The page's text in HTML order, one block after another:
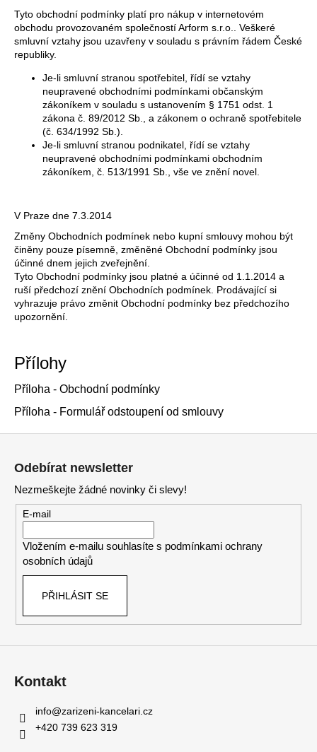
Tyto obchodní podmínky platí pro nákup v internetovém
obchodu provozovaném společností Arform s.r.o.. Veškeré
smluvní vztahy jsou uzavřeny v souladu s právním řádem České
republiky.
Je-li smluvní stranou spotřebitel, řídí se vztahy
neupravené obchodními podmínkami občanským
zákoníkem v souladu s ustanovením § 1751 odst. 1
zákona č. 89/2012 Sb., a zákonem o ochraně spotřebitele
(č. 634/1992 Sb.).
Je-li smluvní stranou podnikatel, řídí se vztahy
neupravené obchodními podmínkami obchodním
zákoníkem, č. 513/1991 Sb., vše ve znění novel.
V Praze dne 7.3.2014
Změny Obchodních podmínek nebo kupní smlouvy mohou být
činěny pouze písemně, změněné Obchodní podmínky jsou
účinné dnem jejich zveřejnění.
Tyto Obchodní podmínky jsou platné a účinné od 1.1.2014 a
ruší předchozí znění Obchodních podmínek. Prodávající si
vyhrazuje právo změnit Obchodní podmínky bez předchozího
upozornění.
Přílohy
Příloha - Obchodní podmínky
Příloha - Formulář odstoupení od smlouvy
Odebírat newsletter
Nezmeškejte žádné novinky či slevy!
E-mail
Vložením e-mailu souhlasíte s podmínkami ochrany
osobních údajů
PŘIHLÁSIT SE
Kontakt
info@zarizeni-kancelari.cz
+420 739 623 319